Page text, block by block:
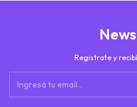
Registrate y